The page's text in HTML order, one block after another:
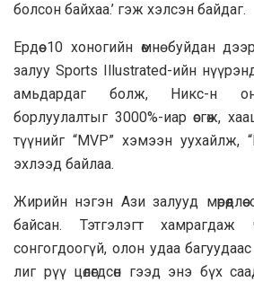
болсон байхаа.’ гэж хэлсэн байдаг.
Ердөө 10 хоногийн өмнө буйдан
залуу Sports Illustrated-ийн
амьдардаг болж, Никс-н
борлуулалтыг 3000%-иар өсгөж,
түүнийг “MVP” хэмээн уухайлж,
эхлээд байлаа.
Жирийн нэгэн Ази залууд
байсан. Тэтгэлэгт хамрагдаж
сонгогдоогүй, олон удаа
лиг рүү цөлөгдсөн гээд энэ бүх